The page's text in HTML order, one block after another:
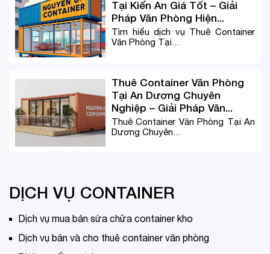
Tại Kiến An Giá Tốt – Giải
Pháp Văn Phòng Hiện...
Tìm hiểu dịch vụ Thuê Container
Văn Phòng Tại...
Thuê Container Văn Phòng
Tại An Dương Chuyên
Nghiệp – Giải Pháp Văn...
Thuê Container Văn Phòng Tại An
Dương Chuyên...
DỊCH VỤ CONTAINER
Dịch vụ mua bán sửa chữa container kho
Dịch vụ bán và cho thuê container văn phòng